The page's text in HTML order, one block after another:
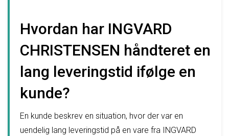
Hvordan har INGVARD
CHRISTENSEN håndteret en
lang leveringstid ifølge en
kunde?
En kunde beskrev en situation, hvor der var en
uendelig lang leveringstid på en vare fra INGVARD